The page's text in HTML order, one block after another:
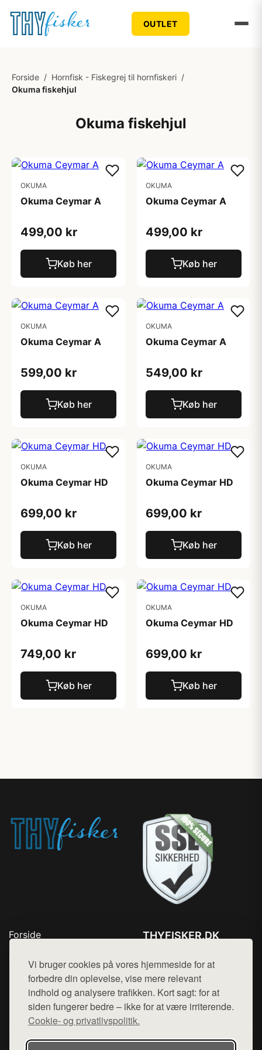
Vi bruger cookies på vores hjemmeside for at
forbedre din oplevelse, vise mere relevant
indhold og analysere trafikken. Kort sagt: for at
siden fungerer bedre – ikke for at være irriterende.
Cookie- og privatlivspolitik.
OUTLET
Forside / Hornfisk - Fiskegrej til hornfiskeri /
Okuma fiskehjul
Okuma fiskehjul
OKUMA
Okuma Ceymar A
499,00 kr
Køb her
OKUMA
Okuma Ceymar A
499,00 kr
Køb her
OKUMA
Okuma Ceymar A
599,00 kr
Køb her
OKUMA
Okuma Ceymar A
549,00 kr
Køb her
OKUMA
Okuma Ceymar HD
699,00 kr
Køb her
OKUMA
Okuma Ceymar HD
699,00 kr
Køb her
OKUMA
Okuma Ceymar HD
749,00 kr
Køb her
OKUMA
Okuma Ceymar HD
699,00 kr
Køb her
Forside
Top Rabatter
Kontakt
THYFISKER.DK
Mail: hej@want.dk
Cookie- og privatlivspolitik